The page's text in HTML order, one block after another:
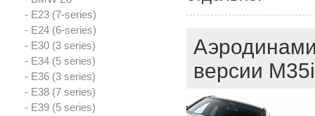
- E23 (7-series)
- E24 (6-series)
- E30 (3 series)
- E34 (5 series)
- E36 (3 series)
- E38 (7 series)
- E39 (5 series)
версии M35i